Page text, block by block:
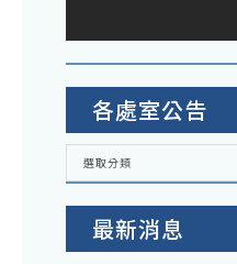
各處室公告
各
室
選取分類
最新消息